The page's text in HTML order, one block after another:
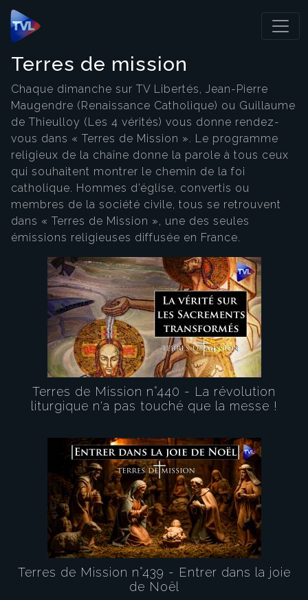
Panneau de gestion des cookies
Terres de mission
Chaque dimanche sur TV Libertés, Jean-Pierre
Maugendre (Renaissance Catholique) ou Guillaume
de Thieulloy (Les 4 vérités) vous donne rendez-
vous dans « Terres de Mission ». Le programme
religieux de la chaîne donne la parole à tous ceux
qui souhaitent montrer le chemin de la foi
catholique. Hommes d’église, convertis ou
membres de la société civile, tous se retrouvent
dans « Terres de Mission », une des seules
émissions religieuses diffusée en France.
Terres de Mission n°440 - La révolution
liturgique n'a pas touché que la messe !
Terres de Mission n°439 - Entrer dans la joie
de Noël